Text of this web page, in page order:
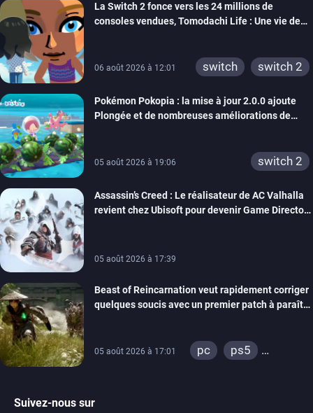
xbox one
wiiu
3ds
ps3
switch 2
La Switch 2 fonce vers les 24 millions de
consoles vendues, Tomodachi Life : Une vie de
06 août 2026 à 12:01 switch switch 2
Pokémon Pokopia : la mise à jour 2.0.0 ajoute
Plongée et de nombreuses améliorations de
05 août 2026 à 19:06 switch 2
Assassin’s Creed : Le réalisateur de AC Valhalla
revient chez Ubisoft pour devenir Game Director
05 août 2026 à 17:39
Beast of Reincarnation veut rapidement corriger
quelques soucis avec un premier patch à paraître
05 août 2026 à 17:01 pc
ps5
Suivez-nous sur